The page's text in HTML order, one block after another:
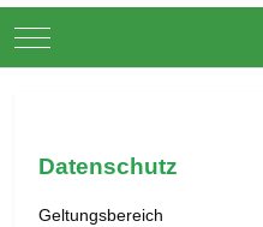
Mobile Menu Toggle
Datenschutz
Geltungsbereich